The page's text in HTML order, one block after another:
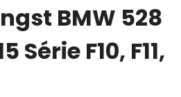
BMW 528
Série F10, F11,